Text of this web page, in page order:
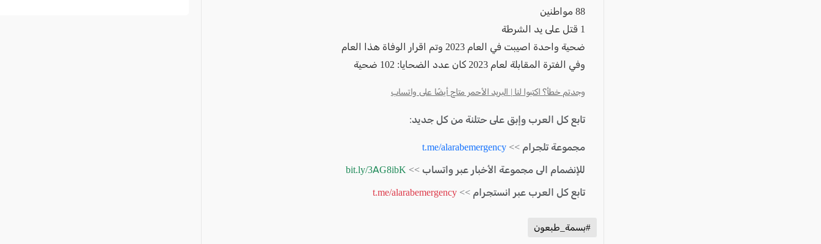
88 مواطنين
1 قتل على يد الشرطة
ضحية واحدة اصيبت في العام 2023 وتم اقرار الوفاة هذا العام
وفي الفترة المقابلة لعام 2023 كان عدد الضحايا: 102 ضحية
وجدتم خطأ؟ اكتبوا لنا | البريد الأحمر متاح أيضًا على واتساب
تابع كل العرب وإبق على حتلنة من كل جديد:
مجموعة تلجرام >> t.me/alarabemergency
للإنضمام الى مجموعة الأخبار عبر واتساب >> bit.ly/3AG8ibK
تابع كل العرب عبر انستجرام >> t.me/alarabemergency
#بسمة_طبعون